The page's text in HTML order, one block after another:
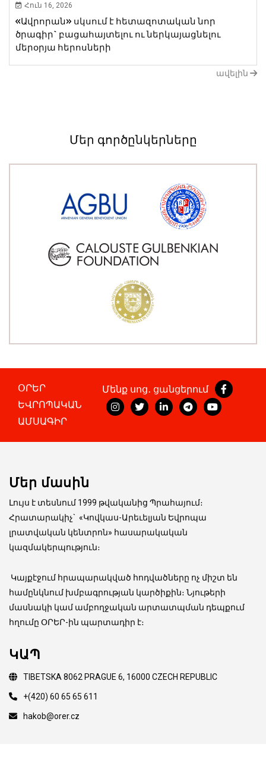
Հուն 16, 2026
«Ավրորան» սկսում է հետազոտական նոր ​​
ծրագիր` բացահայտելու ու ներկայացնելու
մերօրյա հերոսների
ավելին
Մեր գործընկերները
ՕՐԵՐ
ԵՎՐՈՊԱԿԱՆ
ԱՄՍԱԳԻՐ
Մենք սոց․ ցանցերում
Մեր մասին
Լույս է տեսնում 1999 թվականից Պրահայում։
Հրատարակիչ` «Կովկաս-Արեւելյան Եվրոպա
լրատվական կենտրոն» հասարակական
կազմակերպություն։
Կայքէջում հրապարակված հոդվածները ոչ միշտ են
համընկնում խմբագրության կարծիքին։ Նյութերի
մասնակի կամ ամբողջական արտատպման դեպքում
հղումը ՕՐԵՐ-ին պարտադիր է։
ԿԱՊ
TIBETSKA 8062 PRAGUE 6, 16000 CZECH REPUBLIC
+(420) 60 65 65 611
hakob@orer.cz